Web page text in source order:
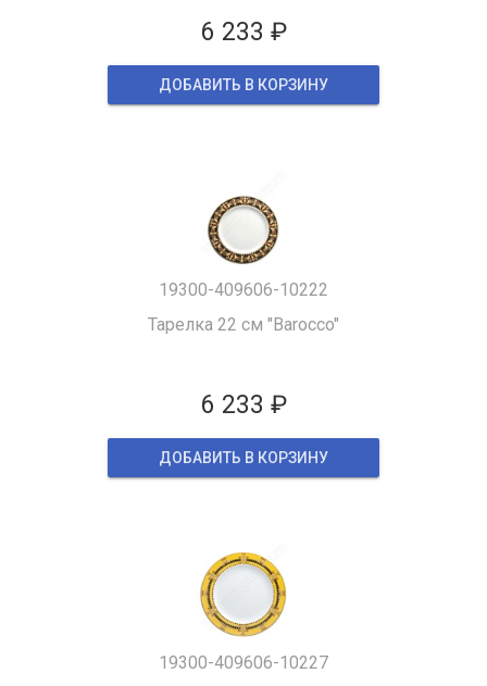
6 233 ₽
ДОБАВИТЬ В КОРЗИНУ
19300-409606-10222
Тарелка 22 см "Barocco"
6 233 ₽
ДОБАВИТЬ В КОРЗИНУ
19300-409606-10227